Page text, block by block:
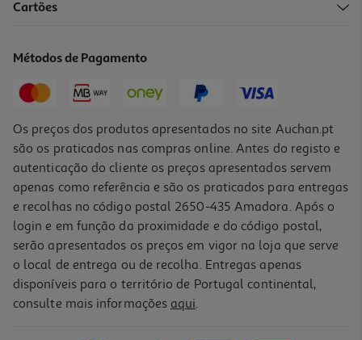
Arca Horizontal Candy Cchh 200e 196 L Classe E
Cartões
Métodos de Pagamento
Os preços dos produtos apresentados no site Auchan.pt
são os praticados nas compras online. Antes do registo e
autenticação do cliente os preços apresentados servem
apenas como referência e são os praticados para entregas
e recolhas no código postal 2650-435 Amadora. Após o
login e em função da proximidade e do código postal,
serão apresentados os preços em vigor na loja que serve
o local de entrega ou de recolha. Entregas apenas
disponíveis para o território de Portugal continental,
consulte mais informações aqui.